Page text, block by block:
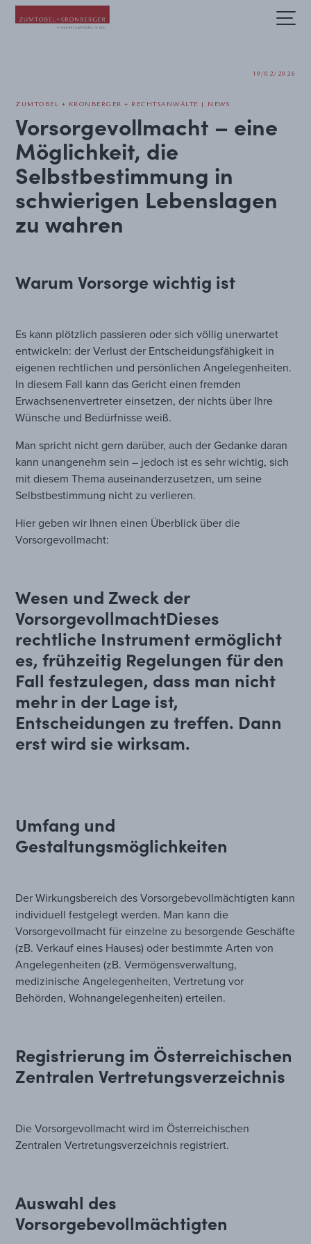
19/02/2026
ZUMTOBEL + KRONBERGER + RECHTSANWÄLTE | NEWS
Vorsorgevollmacht – eine
Möglichkeit, die
Selbstbestimmung in
schwierigen Lebenslagen
zu wahren
Warum Vorsorge wichtig ist
Es kann plötzlich passieren oder sich völlig unerwartet
entwickeln: der Verlust der Entscheidungsfähigkeit in
eigenen rechtlichen und persönlichen Angelegenheiten.
In diesem Fall kann das Gericht einen fremden
Erwachsenenvertreter einsetzen, der nichts über Ihre
Wünsche und Bedürfnisse weiß.
Man spricht nicht gern darüber, auch der Gedanke daran
kann unangenehm sein – jedoch ist es sehr wichtig, sich
mit diesem Thema auseinanderzusetzen, um seine
Selbstbestimmung nicht zu verlieren.
Hier geben wir Ihnen einen Überblick über die
Vorsorgevollmacht:
Wesen und Zweck der
VorsorgevollmachtDieses
rechtliche Instrument ermöglicht
es, frühzeitig Regelungen für den
Fall festzulegen, dass man nicht
mehr in der Lage ist,
Entscheidungen zu treffen. Dann
erst wird sie wirksam.
Umfang und
Gestaltungsmöglichkeiten
Der Wirkungsbereich des Vorsorgebevollmächtigten kann
individuell festgelegt werden. Man kann die
Vorsorgevollmacht für einzelne zu besorgende Geschäfte
(zB. Verkauf eines Hauses) oder bestimmte Arten von
Angelegenheiten (zB. Vermögensverwaltung,
medizinische Angelegenheiten, Vertretung vor
Behörden, Wohnangelegenheiten) erteilen.
Registrierung im Österreichischen
Zentralen Vertretungsverzeichnis
Die Vorsorgevollmacht wird im Österreichischen
Zentralen Vertretungsverzeichnis registriert.
Auswahl des
Vorsorgebevollmächtigten